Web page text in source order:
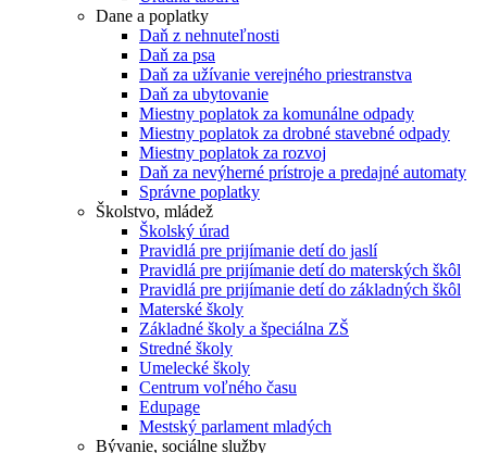
Dane a poplatky
Daň z nehnuteľnosti
Daň za psa
Daň za užívanie verejného priestranstva
Daň za ubytovanie
Miestny poplatok za komunálne odpady
Miestny poplatok za drobné stavebné odpady
Miestny poplatok za rozvoj
Daň za nevýherné prístroje a predajné automaty
Správne poplatky
Školstvo, mládež
Školský úrad
Pravidlá pre prijímanie detí do jaslí
Pravidlá pre prijímanie detí do materských škôl
Pravidlá pre prijímanie detí do základných škôl
Materské školy
Základné školy a špeciálna ZŠ
Stredné školy
Umelecké školy
Centrum voľného času
Edupage
Mestský parlament mladých
Bývanie, sociálne služby